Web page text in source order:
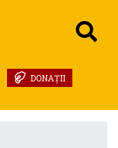
DONAȚII